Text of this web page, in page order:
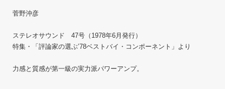
菅野沖彦
ステレオサウンド 47号（1978年6月発行）
特集・「評論家の選ぶ’78ベストバイ・コンポーネント」より
力感と質感が第一級の実力派パワーアンプ。